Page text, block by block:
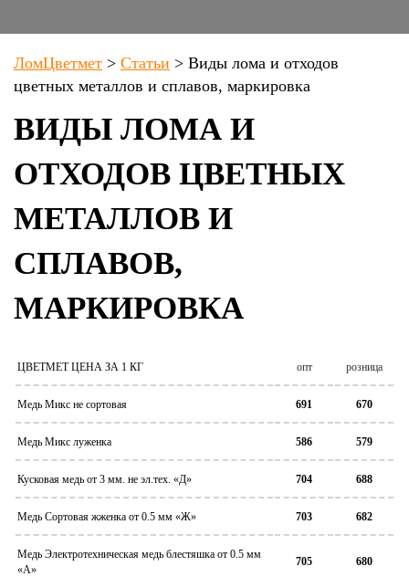
ЛомЦветмет > Статьи > Виды лома и отходов
цветных металлов и сплавов, маркировка
ВИДЫ ЛОМА И
ОТХОДОВ ЦВЕТНЫХ
МЕТАЛЛОВ И
СПЛАВОВ,
МАРКИРОВКА
ЦВЕТМЕТ ЦЕНА ЗА 1 КГ опт розница
Медь Микс не сортовая 691 670
Медь Микс луженка 586 579
Кусковая медь от 3 мм. не эл.тех. «Д» 704 688
Медь Сортовая жженка от 0.5 мм «Ж» 703 682
Медь Электротехническая медь блестяшка от 0.5 мм
«А»
705 680